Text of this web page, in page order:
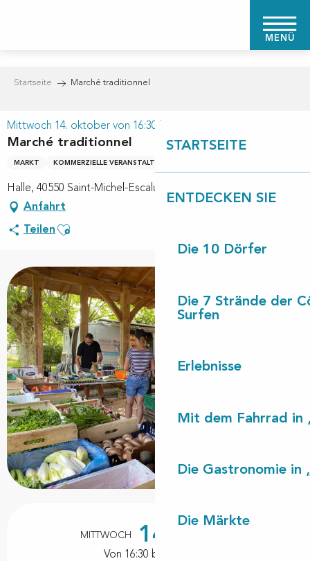
MENÜ
STARTSEITE
ENTDECKEN SIE
Die 10 Dörfer
Die 7 Strände der
Surfen
Erlebnisse
Mit dem Fahrrad in
Die Gastronomie in
Die Märkte
Startseite Marché traditionnel
Mittwoch 14. oktober von 16:30 bis zu 19:00
Marché traditionnel
MARKT KOMMERZIELLE VERANSTALTUNG
Halle, 40550 Saint-Michel-Escalus
Anfahrt
Teilen Ajouter aux favoris
Öffnungszeiten & Kontaktdaten
MITTWOCH 14.
Von 16:30 bis zu 19:00